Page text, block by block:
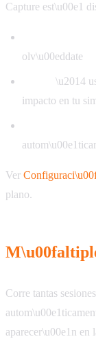
Capture est\u00e1
olv\u00eddate
\u2014
impacto en tu
Ver
plano.
Corre tantas
aparecer\u00e1n en